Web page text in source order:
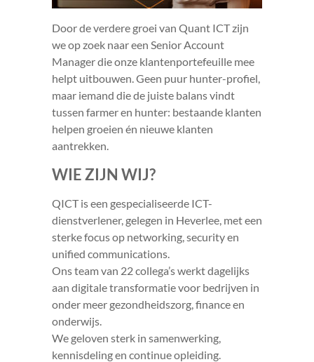
Door de verdere groei van Quant ICT zijn
we op zoek naar een Senior Account
Manager die onze klantenportefeuille mee
helpt uitbouwen. Geen puur hunter-profiel,
maar iemand die de juiste balans vindt
tussen farmer en hunter: bestaande klanten
helpen groeien én nieuwe klanten
aantrekken.
WIE ZIJN WIJ?
QICT is een gespecialiseerde ICT-
dienstverlener, gelegen in Heverlee, met een
sterke focus op networking, security en
unified communications.
Ons team van 22 collega’s werkt dagelijks
aan digitale transformatie voor bedrijven in
onder meer gezondheidszorg, finance en
onderwijs.
We geloven sterk in samenwerking,
kennisdeling en continue opleiding.